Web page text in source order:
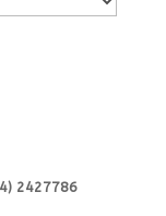
2427786